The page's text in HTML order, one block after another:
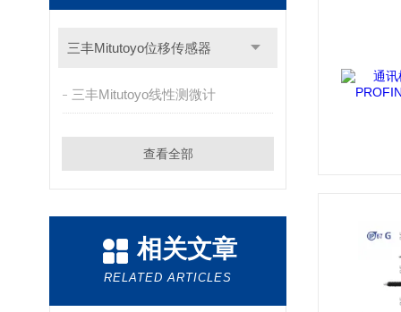
三丰Mitutoyo位移传感器
三丰Mitutoyo线性测微计
查看全部
相关文章
RELATED ARTICLES